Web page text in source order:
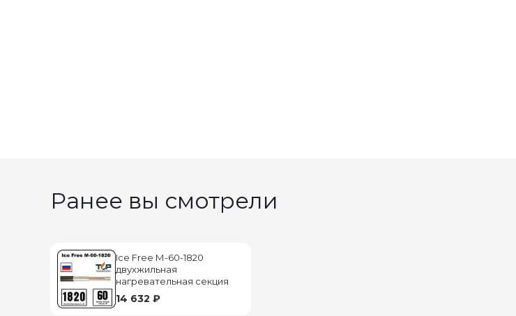
Ранее вы смотрели
Ice Free М-60-1820
двухжильная
нагревательная секция
14 632 ₽